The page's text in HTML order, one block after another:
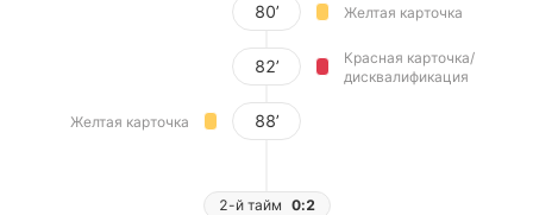
80’ Желтая карточка
82’
Красная карточка/
дисквалификация
Желтая карточка 88’
2-й тайм 0:2